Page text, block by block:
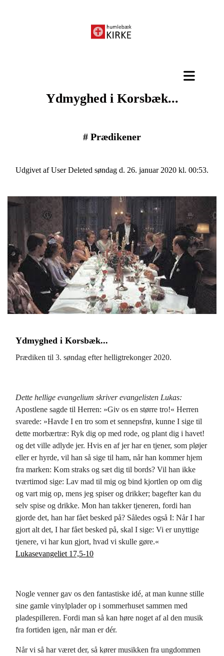
Ydmyghed i Korsbæk...
# Prædikener
Udgivet af User Deleted søndag d. 26. januar 2020 kl. 00:53.
Ydmyghed i Korsbæk...
Prædiken til 3. søndag efter helligtrekonger 2020.
Dette hellige evangelium skriver evangelisten Lukas:
Apostlene sagde til Herren: »Giv os en større tro!« Herren
svarede: »Havde I en tro som et sennepsfrø, kunne I sige til
dette morbærtræ: Ryk dig op med rode, og plant dig i havet!
og det ville adlyde jer. Hvis en af jer har en tjener, som pløjer
eller er hyrde, vil han så sige til ham, når han kommer hjem
fra marken: Kom straks og sæt dig til bords? Vil han ikke
tværtimod sige: Lav mad til mig og bind kjortlen op om dig
og vart mig op, mens jeg spiser og drikker; bagefter kan du
selv spise og drikke. Mon han takker tjeneren, fordi han
gjorde det, han har fået besked på? Således også I: Når I har
gjort alt det, I har fået besked på, skal I sige: Vi er unyttige
tjenere, vi har kun gjort, hvad vi skulle gøre.«
Lukasevangeliet 17,5-10
Nogle venner gav os den fantastiske idé, at man kunne stille
sine gamle vinylplader op i sommerhuset sammen med
pladespilleren. Fordi man så kan høre noget af al den musik
fra fortiden igen, når man er dér.
Når vi så har været der, så kører musikken fra ungdommen